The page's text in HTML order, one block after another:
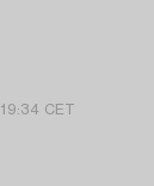
19:34 CET